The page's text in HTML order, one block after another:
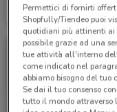
Scade il 31/08
Permettici di fornirti
Shopfully/Tiendeo puoi
quotidiani più attinenti ai
possibile grazie ad una
tue attività all'interno
come indicato nel
abbiamo bisogno del tuo
Se dai il tuo consenso
tutto il mondo attraverso